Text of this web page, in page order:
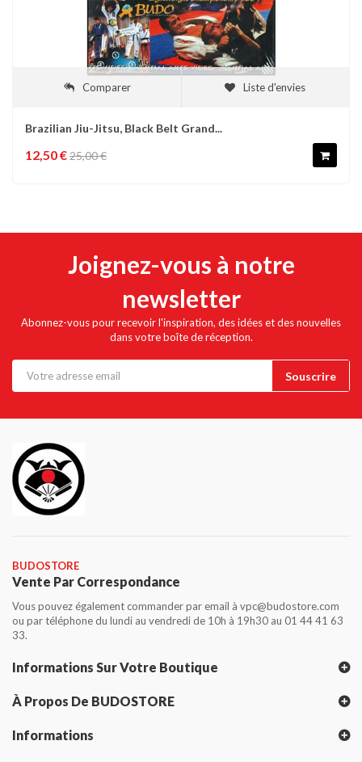
Comparer Liste d'envies
Brazilian Jiu-Jitsu, Black Belt Grand...
12,50 €25,00 €
Joignez-vous à notre
newsletter
Abonnez-vous pour recevoir l'inspiration, des idées et des nouvelles
dans votre boîte de réception.
BUDOSTORE
Vente Par Correspondance
Vous pouvez également commander par email à vpc@budostore.com
ou par téléphone du lundi au vendredi de 10h à 19h30 au 01 44 41 63
33.
Informations Sur Votre Boutique
À Propos De BUDOSTORE
Informations